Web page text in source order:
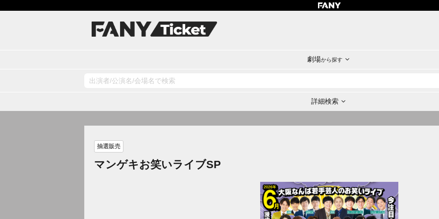
劇場から探す
詳細検索
抽選販売
マンゲキお笑いライブSP